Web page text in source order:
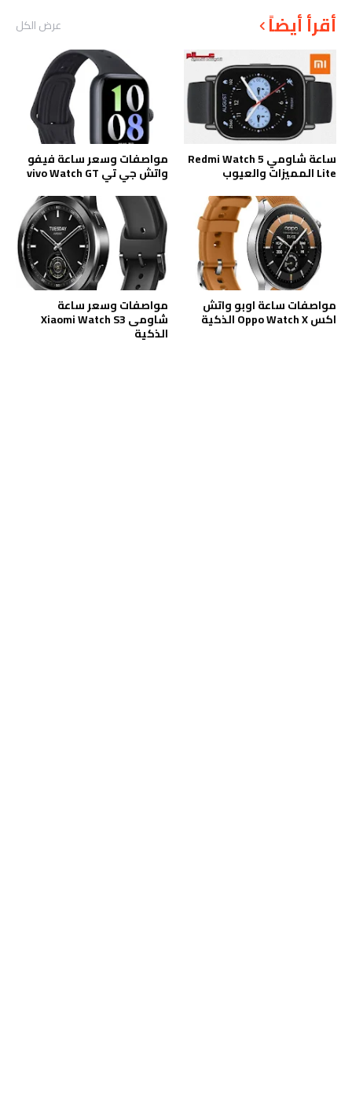
أقرأ أيضاً عرض الكل
ساعة شاومي Redmi Watch 5
Lite المميزات والعيوب
مواصفات وسعر ساعة فيفو
واتش جي تي vivo Watch GT
مواصفات ساعة اوبو واتش
اكس Oppo Watch X الذكية
مواصفات وسعر ساعة
شاومى Xiaomi Watch S3
الذكية